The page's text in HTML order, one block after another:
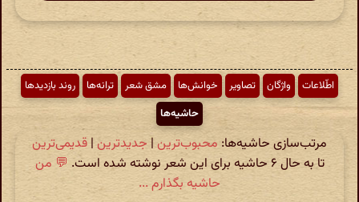
اطّلاعات واژگان تصاویر خوانش‌ها مشق شعر ترانه‌ها
روند بازدیدها
حاشیه‌ها
مرتب‌سازی حاشیه‌ها: محبوب‌ترین | جدیدترین | قدیمی‌ترین
تا به حال ۶ حاشیه برای این شعر نوشته شده است.
💬 من
حاشیه بگذارم ...